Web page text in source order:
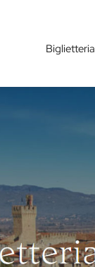
Biglietteria